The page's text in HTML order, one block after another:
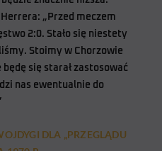
„Przed meczem
2:0. Stało się niestety
Stoimy w Chorzowie
się starał zastosować
nas ewentualnie do
DLA „PRZEGLĄDU